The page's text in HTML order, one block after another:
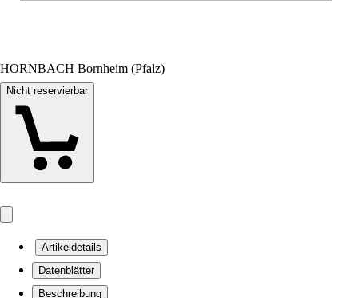
HORNBACH Bornheim (Pfalz)
Nicht reservierbar
Artikeldetails
Datenblätter
Beschreibung